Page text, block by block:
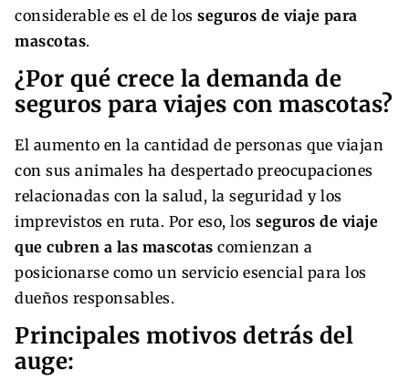
considerable es el de los seguros de viaje para
mascotas.
¿Por qué crece la demanda de
seguros para viajes con mascotas?
El aumento en la cantidad de personas que viajan
con sus animales ha despertado preocupaciones
relacionadas con la salud, la seguridad y los
imprevistos en ruta. Por eso, los seguros de viaje
que cubren a las mascotas comienzan a
posicionarse como un servicio esencial para los
dueños responsables.
Principales motivos detrás del
auge: